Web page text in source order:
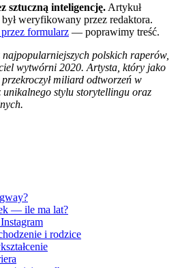
sztuczną inteligencję. Artykuł
weryfikowany przez redaktora.
przez formularz — poprawimy treść.
polskich raperów,
wytwórni 2020. Artysta, który jako
miliard odtworzeń w
unikalnego stylu storytellingu oraz
— ile ma lat?
i rodzice